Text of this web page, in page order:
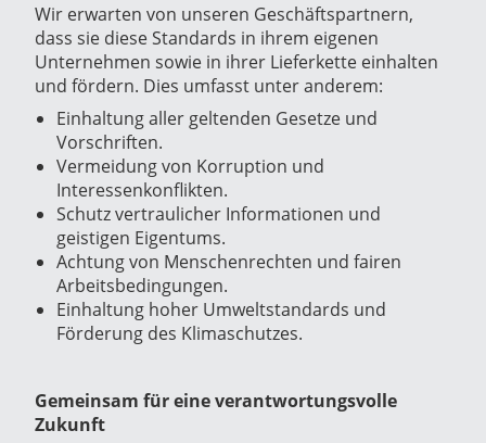
Wir erwarten von unseren Geschäftspartnern,
dass sie diese Standards in ihrem eigenen
Unternehmen sowie in ihrer Lieferkette einhalten
und fördern. Dies umfasst unter anderem:
Einhaltung aller geltenden Gesetze und
Vorschriften.
Vermeidung von Korruption und
Interessenkonflikten.
Schutz vertraulicher Informationen und
geistigen Eigentums.
Achtung von Menschenrechten und fairen
Arbeitsbedingungen.
Einhaltung hoher Umweltstandards und
Förderung des Klimaschutzes.
Gemeinsam für eine verantwortungsvolle
Zukunft